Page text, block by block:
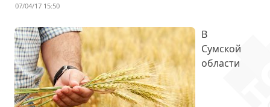
07/04/17 15:50
В
Сумской
области